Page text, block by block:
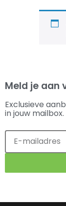
Meld je aan
Exclusieve
in jouw mailbox.